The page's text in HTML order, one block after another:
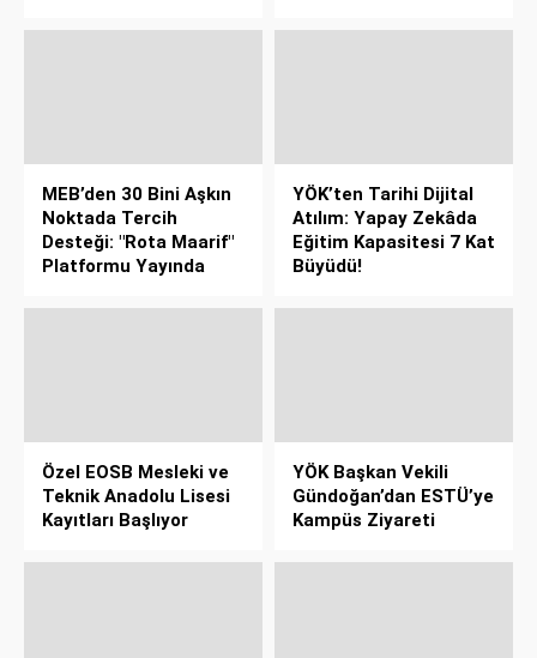
MEB’den 30 Bini Aşkın
Noktada Tercih
Desteği: "Rota Maarif"
Platformu Yayında
YÖK’ten Tarihi Dijital
Atılım: Yapay Zekâda
Eğitim Kapasitesi 7 Kat
Büyüdü!
Özel EOSB Mesleki ve
Teknik Anadolu Lisesi
Kayıtları Başlıyor
YÖK Başkan Vekili
Gündoğan’dan ESTÜ’ye
Kampüs Ziyareti